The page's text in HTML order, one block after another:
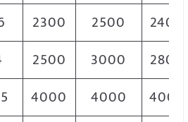
2300 2500
2400
2500 3000
2800
4000 4000
4000